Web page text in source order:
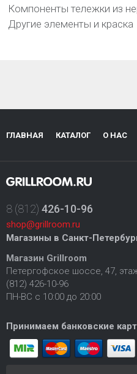
Компоненты тележки из
Другие элементы и краска
ГЛАВНАЯ КАТАЛОГ О НАС
8 (812) 426-10-96
shop@grillroom.ru
Магазины в Санкт-
Магазин Grillroom
Петергофское шоссе, 47,
(812) 426-10-96
ПН-ВС с 10:00 до 20:00
Принимаем банковские